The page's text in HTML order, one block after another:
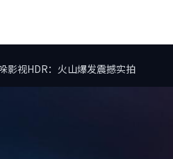
影视HDR：火山爆发震撼实拍